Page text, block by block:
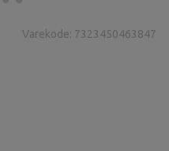
Varekode: 7323450463847